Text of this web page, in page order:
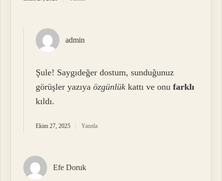
admin
Şule! Saygıdeğer dostum, sunduğunuz
görüşler yazıyaözgünlük kattı ve onufarklı
kıldı.
Ekim 27, 2025 Yanıtla
Efe Doruk